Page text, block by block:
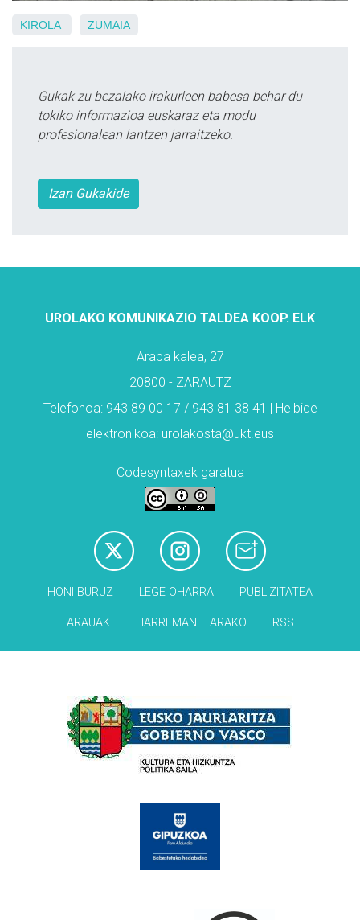
KIROLA ZUMAIA
Gukak zu bezalako irakurleen babesa behar du
tokiko informazioa euskaraz eta modu
profesionalean lantzen jarraitzeko.
Izan Gukakide
UROLAKO KOMUNIKAZIO TALDEA KOOP. ELK
Araba kalea, 27
20800 - ZARAUTZ
Telefonoa: 943 89 00 17 / 943 81 38 41 | Helbide
elektronikoa: urolakosta@ukt.eus
Codesyntaxek garatua
HONI BURUZ LEGE OHARRA PUBLIZITATEA
ARAUAK HARREMANETARAKO RSS